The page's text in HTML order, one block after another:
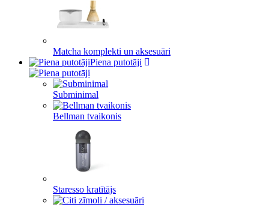
Matcha komplekti un aksesuāri
Piena putotāji
Subminimal
Bellman tvaikonis
Staresso kratītājs